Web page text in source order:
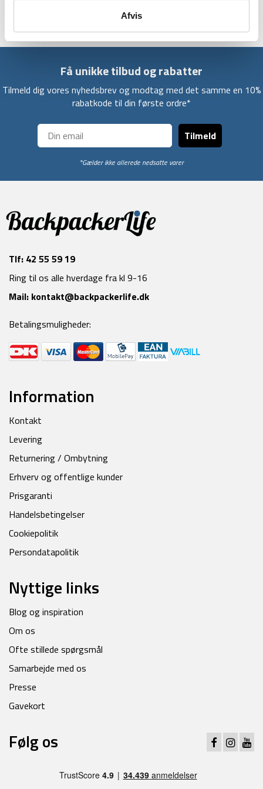
Afvis
også et bærehåndtag i enden.
Få unikke tilbud og rabatter
Tilmeld dig vores nyhedsbrev og modtag med det samme en 10%
rabatkode til din første ordre*
Tilmeld
*Gælder ikke allerede nedsatte varer
Tlf: 42 55 59 19
Ring til os alle hverdage fra kl 9-16
Mail: kontakt@backpackerlife.dk
Betalingsmuligheder:
Information
Kontakt
Levering
Returnering / Ombytning
Erhverv og offentlige kunder
Prisgaranti
Handelsbetingelser
Cookiepolitik
Persondatapolitik
Nyttige links
Blog og inspiration
Om os
Ofte stillede spørgsmål
Samarbejde med os
Presse
Gavekort
Følg os